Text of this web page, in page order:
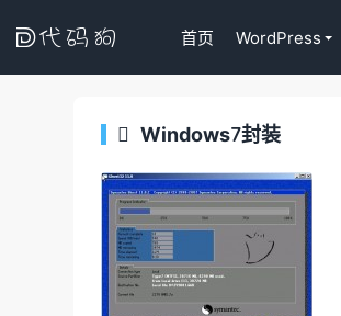
 首页 WordPress
 Windows7封装